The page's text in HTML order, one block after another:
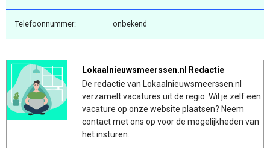
Telefoonnummer: onbekend
Lokaalnieuwsmeerssen.nl Redactie
De redactie van Lokaalnieuwsmeerssen.nl
verzamelt vacatures uit de regio. Wil je zelf een
vacature op onze website plaatsen? Neem
contact met ons op voor de mogelijkheden van
het insturen.